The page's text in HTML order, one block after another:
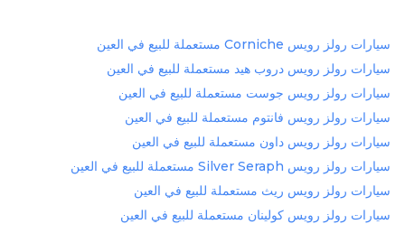
سيارات رولز رويس Corniche مستعملة للبيع في العين
سيارات رولز رويس دروب هيد مستعملة للبيع في العين
سيارات رولز رويس جوست مستعملة للبيع في العين
سيارات رولز رويس فانتوم مستعملة للبيع في العين
سيارات رولز رويس داون مستعملة للبيع في العين
سيارات رولز رويس Silver Seraph مستعملة للبيع في العين
سيارات رولز رويس ريث مستعملة للبيع في العين
سيارات رولز رويس كولينان مستعملة للبيع في العين